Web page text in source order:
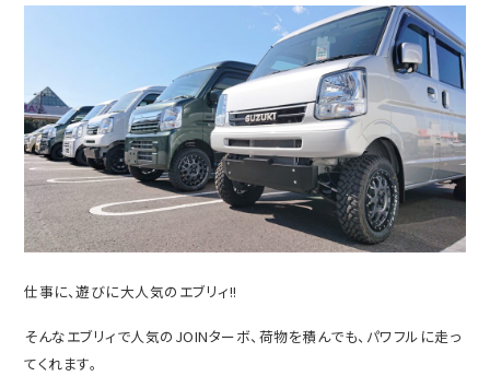
仕事に、遊びに大人気のエブリィ!!
そんなエブリィで人気のJOINターボ、荷物を積んでも、パワフルに走っ
てくれます。